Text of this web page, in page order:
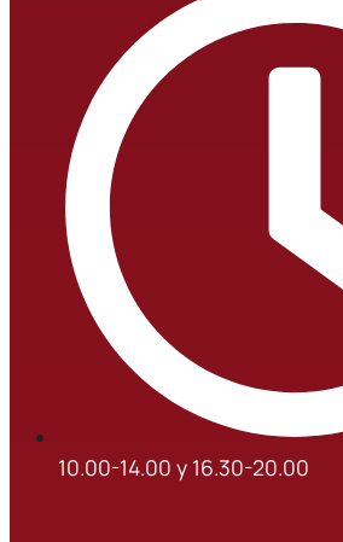
10.00-14.00 y 16.30-20.00